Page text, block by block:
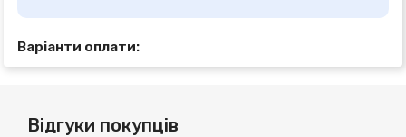
Варіанти оплати:
Відгуки покупців